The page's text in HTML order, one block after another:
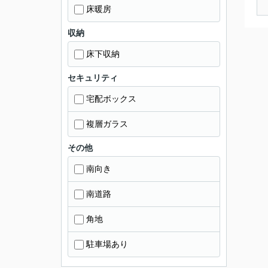
床暖房
収納
床下収納
セキュリティ
宅配ボックス
複層ガラス
その他
南向き
南道路
角地
駐車場あり